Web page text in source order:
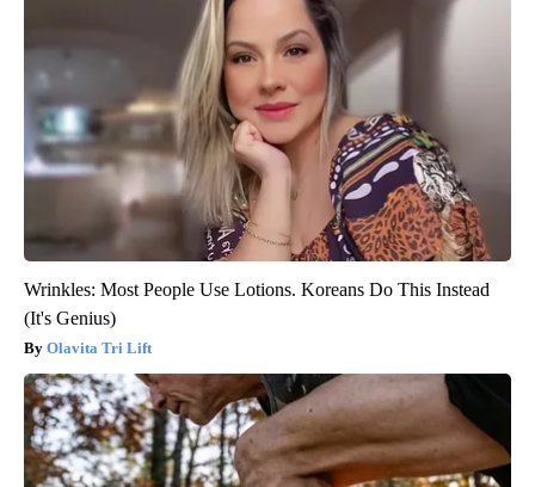
Wrinkles: Most People Use Lotions. Koreans Do This Instead
(It's Genius)
Olavita Tri Lift